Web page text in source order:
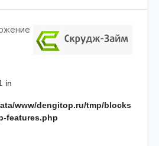
in
www/dengitop.ru/tmp/blocks
features.php